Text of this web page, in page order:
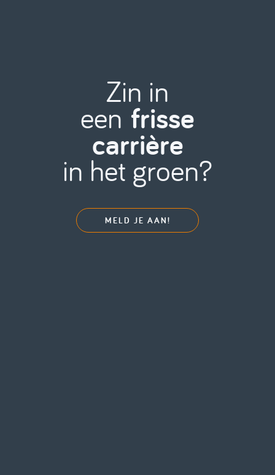
Zin in
een frisse
carrière
in het groen?
MELD JE AAN!